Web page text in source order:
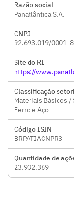
Razão social
Panatlântica S.A.
CNPJ
92.693.019/0001-
Site do RI
https://
Classificação
Materiais Básicos /
Ferro e Aço
Código ISIN
BRPATIACNPR3
Quantidade de
23.932.369